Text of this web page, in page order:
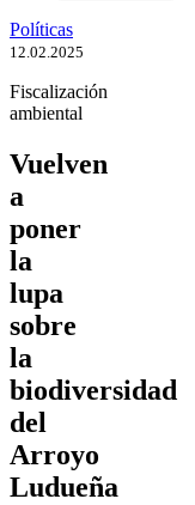
Políticas
12.02.2025
Fiscalización
ambiental
Vuelven
a
poner
la
lupa
sobre
la
biodiversidad
del
Arroyo
Ludueña